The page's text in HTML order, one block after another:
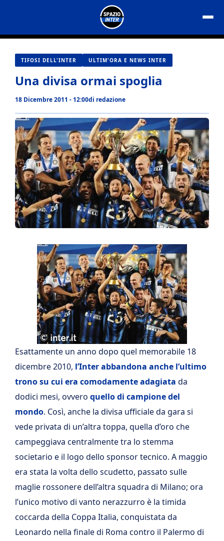
contenuto
TIFOSI DELL'INTER ULTIM'ORA E NEWS INTER
Una divisa ormai spoglia
18 Dicembre 2011 - 12:00di redazione
Esattamente un anno dopo quel memorabile 18
dicembre 2010, l’Inter abbandona anche l’ultimo
trono su cui era comodamente adagiata da
dodici mesi, ovvero quello di campione del
mondo. Così, anche la divisa ufficiale da gara si
vede privata di un’altra toppa, quella d’oro che
campeggiava centralmente tra lo stemma
societario e il logo dello sponsor tecnico. A maggio
era stata la volta dello scudetto, passato sulle
maglie rossonere dell’altra squadra di Milano; ora
l’unico motivo di vanto nerazzurro è la timida
coccarda della Coppa Italia, conquistata da
Leonardo nella finale di Roma contro il Palermo di